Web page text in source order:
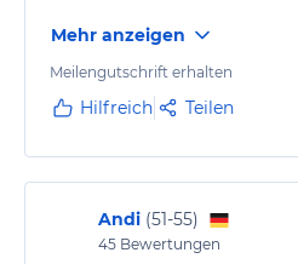
Crew perfekt um. Danke für
liebe Familie Dietl. Wir
wieder!
Mehr anzeigen
Meilengutschrift erhalten
Hilfreich Teilen
Andi (51-55)
45 Bewertungen